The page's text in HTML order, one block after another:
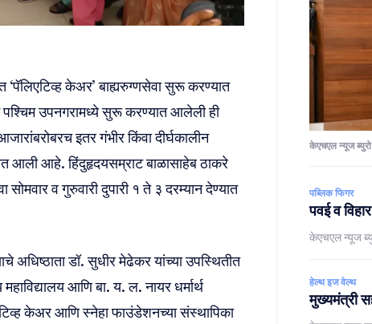
‘पॅलिएटिव्ह केअर’ बाह्यरुग्णसेवा सुरू करण्यात
पश्चिम उपनगरामध्ये सुरू करण्यात आलेली ही
इतर गंभीर किंवा दीर्घकालीन
आली आहे. हिंदुहृदयसम्राट बाळासाहेब ठाकरे
व गुरुवारी दुपारी १ ते ३ दरम्यान देण्यात
अधिष्ठाता डॉ. सुधीर मेढेकर यांच्या उपस्थितीत
आणि बा. य. ल. नायर धर्मार्थ
केअर आणि स्नेहा फाउंडेशनच्या संस्थापिका
केएचएल न्यूज ब्युरो
पब्लिक फिगर
पवई व
केएचएल न्यूज
हेल्थ इज वेल्थ
मुख्यमंत्री